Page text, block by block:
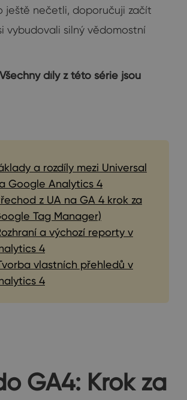
ještě nečetli, doporučuji začít
vybudovali silný vědomostní
díly z této série jsou
a rozdíly mezi Universal
Google Analytics 4
z UA na GA 4 krok za
Tag Manager)
a výchozí reporty v
4
vlastních přehledů v
4
GA4: Krok za